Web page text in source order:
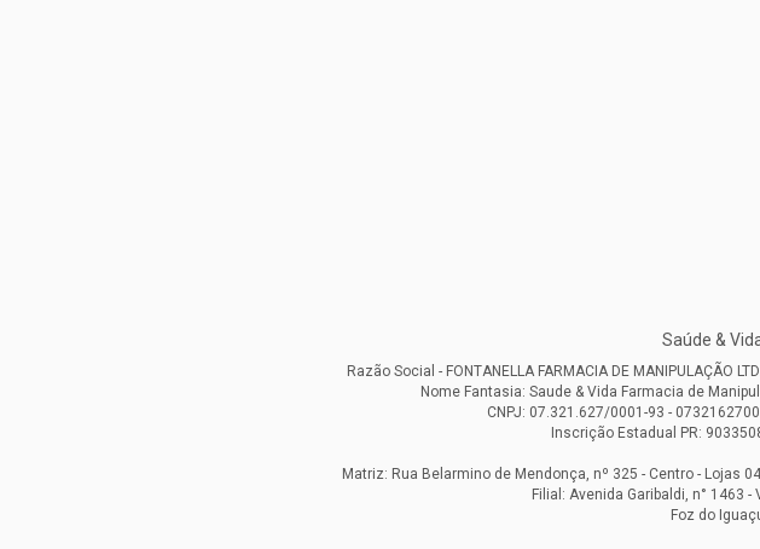
Saúde &
Razão Social - FONTANELLA FARMACIA DE MANIPULAÇÃO
Nome Fantasia: Saude & Vida Farmacia de
CNPJ: 07.321.627/0001-93 -
Inscrição Estadual PR:
Matriz: Rua Belarmino de Mendonça, nº 325 - Centro - Lojas
Filial: Avenida Garibaldi, n° 1463 -
Foz do